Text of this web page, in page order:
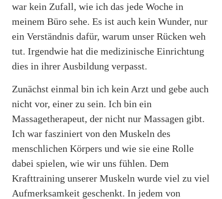
war kein Zufall, wie ich das jede Woche in
meinem Büro sehe. Es ist auch kein Wunder, nur
ein Verständnis dafür, warum unser Rücken weh
tut. Irgendwie hat die medizinische Einrichtung
dies in ihrer Ausbildung verpasst.
Zunächst einmal bin ich kein Arzt und gebe auch
nicht vor, einer zu sein. Ich bin ein
Massagetherapeut, der nicht nur Massagen gibt.
Ich war fasziniert von den Muskeln des
menschlichen Körpers und wie sie eine Rolle
dabei spielen, wie wir uns fühlen. Dem
Krafttraining unserer Muskeln wurde viel zu viel
Aufmerksamkeit geschenkt. In jedem von